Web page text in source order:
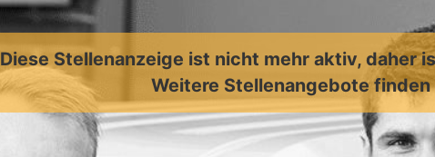
Diese Stellenanzeige ist nicht mehr aktiv, daher
Weitere Stellenangebote finden